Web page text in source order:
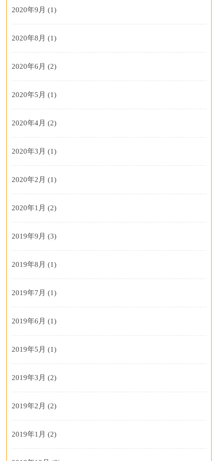
2020年9月 (1)
2020年8月 (1)
2020年6月 (2)
2020年5月 (1)
2020年4月 (2)
2020年3月 (1)
2020年2月 (1)
2020年1月 (2)
2019年9月 (3)
2019年8月 (1)
2019年7月 (1)
2019年6月 (1)
2019年5月 (1)
2019年3月 (2)
2019年2月 (2)
2019年1月 (2)